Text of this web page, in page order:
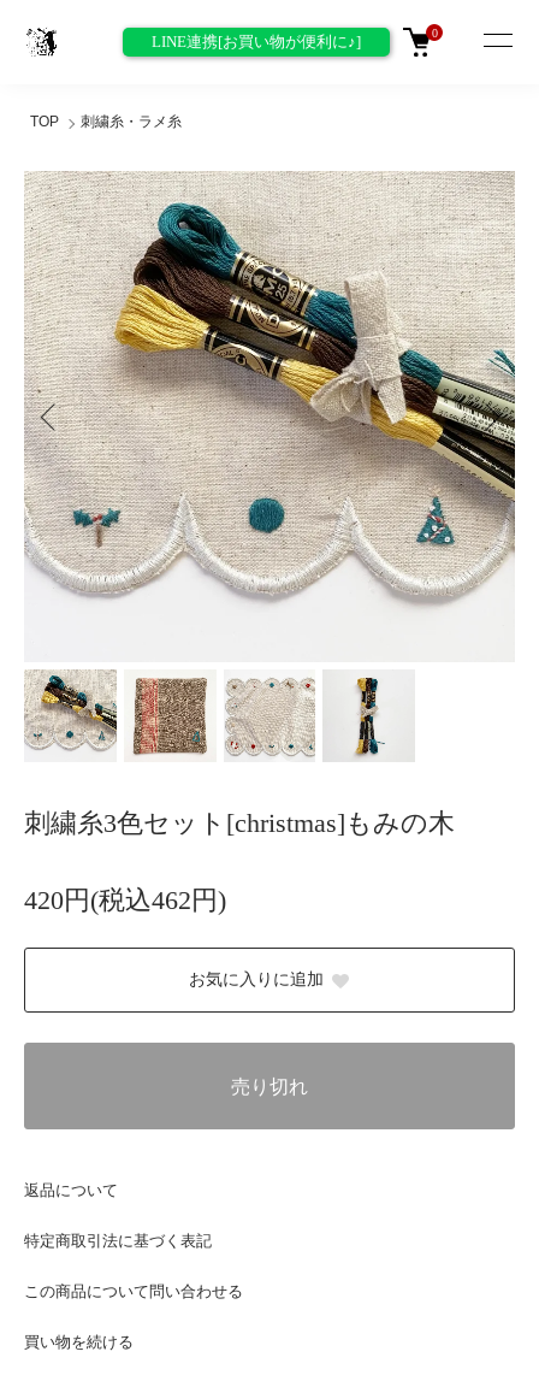
LINE連携[お買い物が便利に♪] 0
TOP 刺繍糸・ラメ糸
刺繍糸3色セット[christmas]もみの木
420円(税込462円)
お気に入りに追加
売り切れ
返品について
特定商取引法に基づく表記
この商品について問い合わせる
買い物を続ける